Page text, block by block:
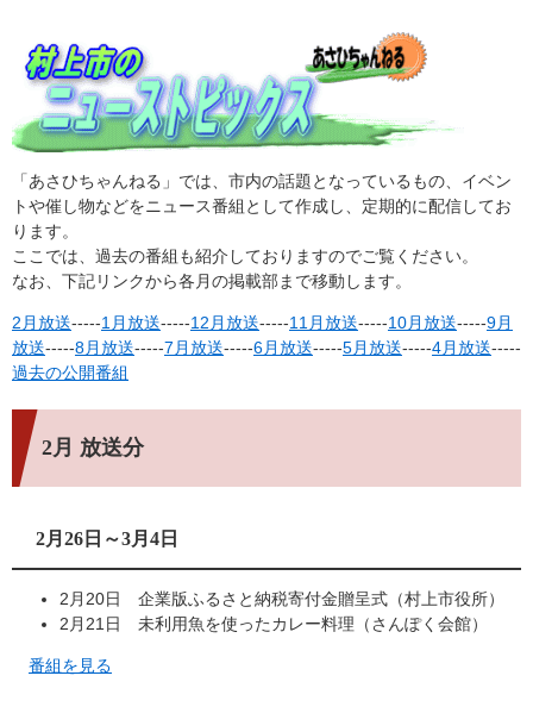
「あさひちゃんねる」では、市内の話題となっているもの、イベン
トや催し物などをニュース番組として作成し、定期的に配信してお
ります。
ここでは、過去の番組も紹介しておりますのでご覧ください。
なお、下記リンクから各月の掲載部まで移動します。
2月放送-----1月放送-----12月放送-----11月放送-----10月放送-----9月
放送-----8月放送-----7月放送-----6月放送-----5月放送-----4月放送-----
過去の公開番組
2月 放送分
2月26日～3月4日
2月20日 企業版ふるさと納税寄付金贈呈式（村上市役所）
2月21日 未利用魚を使ったカレー料理（さんぽく会館）
番組を見る